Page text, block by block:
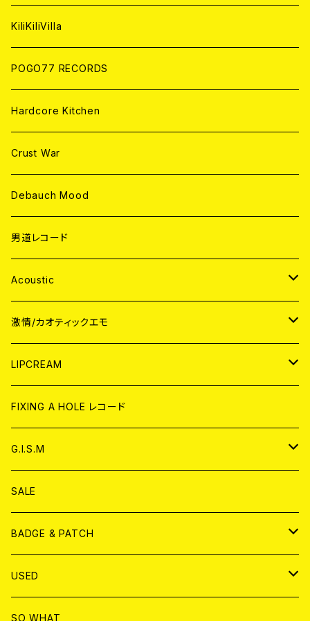
ANALOG
KiliKiliVilla
POGO77 RECORDS
Hardcore Kitchen
Crust War
Debauch Mood
男道レコード
Acoustic
JAPAN
CD
ANALOG
WORLD
CD
ANALOG
激情/カオティックエモ
JAPAN
CD
ANALOG
WORLD
CD
ANALOG
LIPCREAM
CD
アナログ
DVD
T-shirt & WEAR
FIXING A HOLE レコード
G.I.S.M
CD
ANALOG
T-SHIRT & WEAR
DVD
SALE
BADGE & PATCH
BADGE
PATCH
USED
書籍
SO WHAT